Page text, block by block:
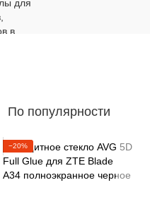
По популярности
−20%